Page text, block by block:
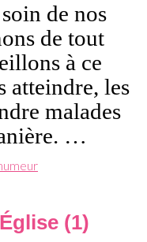
de nos
de tout
à ce
atteindre, les
malades
…
(1)